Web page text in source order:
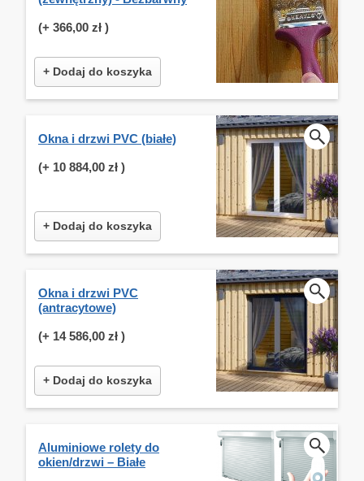
(+ 366,00 zł )
+ Dodaj do koszyka
Okna i drzwi PVC (białe)
(+ 10 884,00 zł )
+ Dodaj do koszyka
Okna i drzwi PVC
(antracytowe)
(+ 14 586,00 zł )
+ Dodaj do koszyka
Aluminiowe rolety do
okien/drzwi – Białe